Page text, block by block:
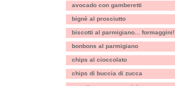
avocado con gamberetti
bignè al prosciutto
biscotti al parmigiano... formaggini!
bonbons al parmigiano
chips al cioccolato
chips di buccia di zucca